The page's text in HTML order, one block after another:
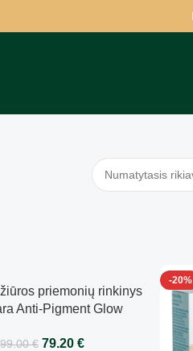
priemonių rinkinys
Anti-Pigment Glow
99.00€ 79.20 €
-20%